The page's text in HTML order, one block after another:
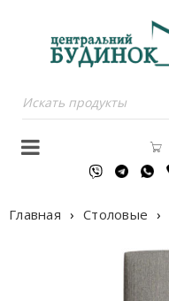
Главная › Столовые ›